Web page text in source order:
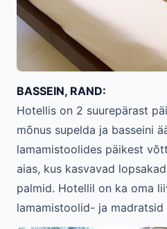
BASSEIN, RAND:
Hotellis on 2 suurepärast
mõnus supelda ja basseini
lamamistoolides päikest
aias, kus kasvavad
palmid. Hotellil on ka oma
lamamistoolid- ja madratsid